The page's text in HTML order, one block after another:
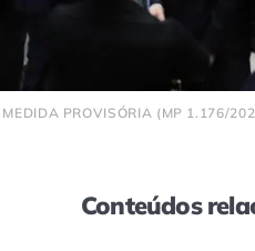
PROVISÓRIA (MP 1.176/
Conteúdos